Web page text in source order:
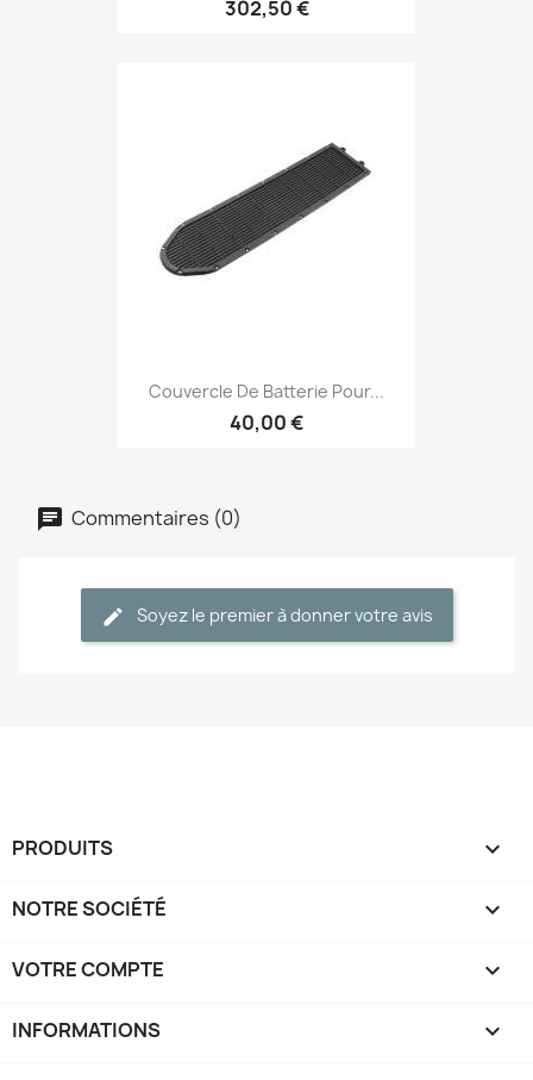
302,50 €
Couvercle De Batterie Pour...
40,00 €
Commentaires (0)
Soyez le premier à donner votre avis
PRODUITS 
NOTRE SOCIÉTÉ 
VOTRE COMPTE 
INFORMATIONS keyboard_arrow_down